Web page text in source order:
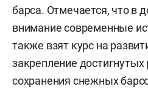
барса. Отмечается, что в
внимание современные
также взят курс на
закрепление достигнутых
сохранения снежных